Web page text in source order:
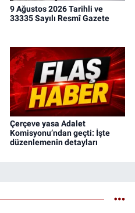
9 Ağustos 2026 Tarihli ve
33335 Sayılı Resmî Gazete
Çerçeve yasa Adalet
Komisyonu’ndan geçti: İşte
düzenlemenin detayları